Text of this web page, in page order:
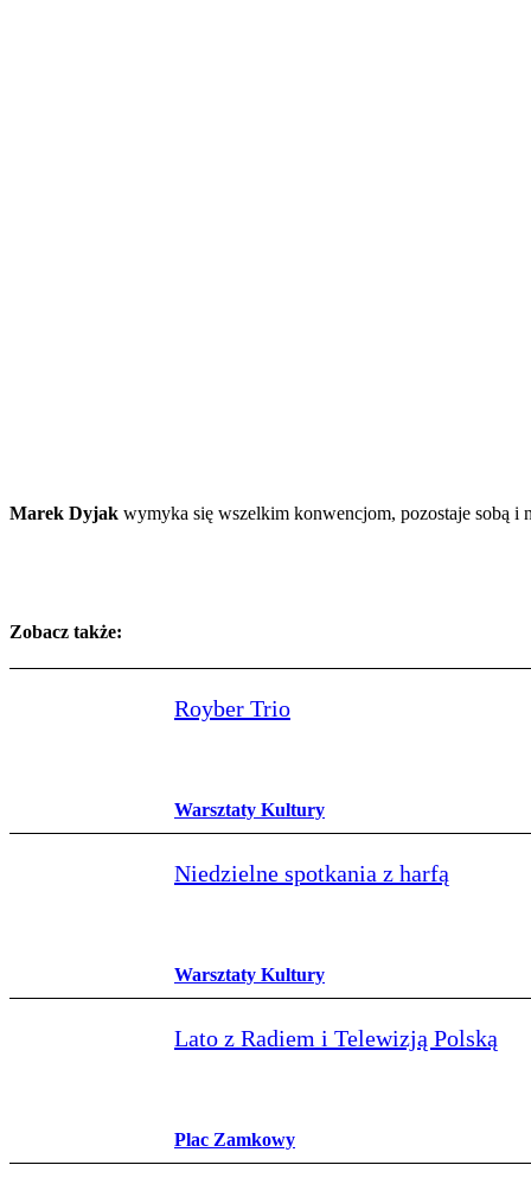
Marek Dyjak wymyka się wszelkim konwencjom, pozostaje sobą i
Zobacz także:
Royber Trio
Warsztaty Kultury
Niedzielne spotkania z harfą
Warsztaty Kultury
Lato z Radiem i Telewizją Polską
Plac Zamkowy